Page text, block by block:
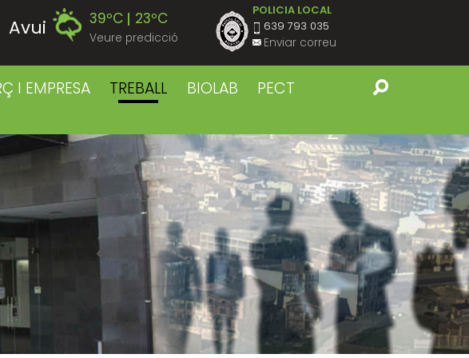
Avui 39ºC 23ºC
Veure predicció
39ºC 22ºC
39ºC 22ºC
41ºC 23ºC
Dijous 42ºC 22ºC
23ºC
POLICIA LOCAL
639 793 035
Enviar correu
I EMPRESA TREBALL BIOLAB
PECT